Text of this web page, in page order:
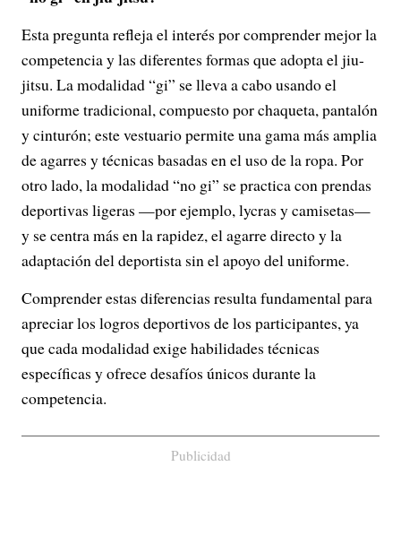
Esta pregunta refleja el interés por comprender mejor la
competencia y las diferentes formas que adopta el jiu-
jitsu. La modalidad “gi” se lleva a cabo usando el
uniforme tradicional, compuesto por chaqueta, pantalón
y cinturón; este vestuario permite una gama más amplia
de agarres y técnicas basadas en el uso de la ropa. Por
otro lado, la modalidad “no gi” se practica con prendas
deportivas ligeras —por ejemplo, lycras y camisetas—
y se centra más en la rapidez, el agarre directo y la
adaptación del deportista sin el apoyo del uniforme.
Comprender estas diferencias resulta fundamental para
apreciar los logros deportivos de los participantes, ya
que cada modalidad exige habilidades técnicas
específicas y ofrece desafíos únicos durante la
competencia.
Publicidad